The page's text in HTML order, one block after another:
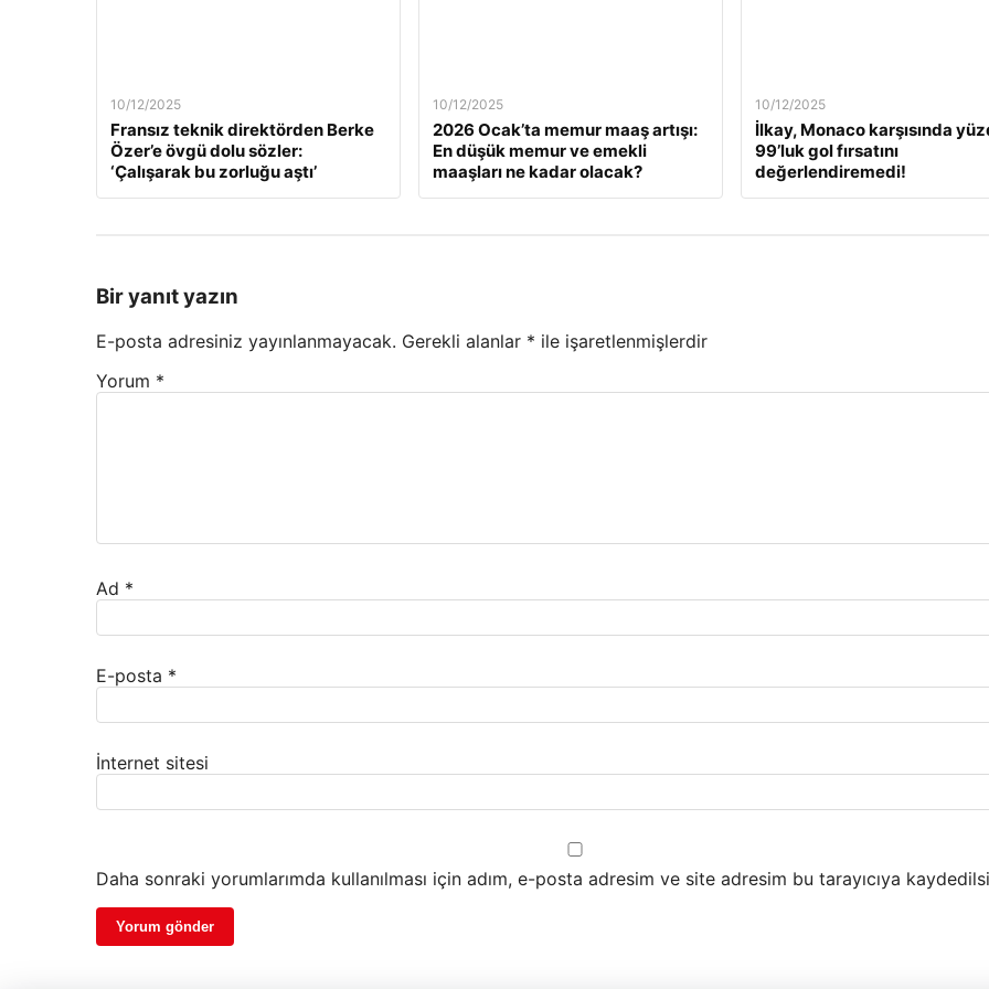
10/12/2025
Fransız teknik direktörden Berke
Özer’e övgü dolu sözler:
‘Çalışarak bu zorluğu aştı’
10/12/2025
2026 Ocak’ta memur maaş artışı:
En düşük memur ve emekli
maaşları ne kadar olacak?
10/12/2025
İlkay, Monaco karşısında
99’luk gol fırsatını
değerlendiremedi!
Bir yanıt yazın
E-posta adresiniz yayınlanmayacak. Gerekli alanlar * ile işaretlenmişlerdir
Yorum *
Ad *
E-posta *
İnternet sitesi
Daha sonraki yorumlarımda kullanılması için adım, e-posta adresim ve site adresim bu tarayıcıya